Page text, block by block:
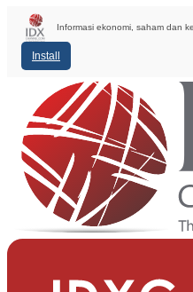
Informasi ekonomi, saham dan
Install